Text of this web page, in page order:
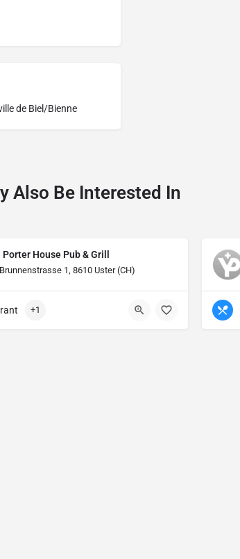
de Biel/Bienne
Also Be Interested In
Porter House Pub & Grill
Brunnenstrasse 1, 8610 Uster (CH)
+1